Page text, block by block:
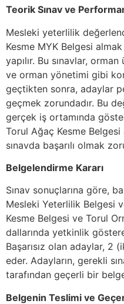
Teorik Sınav ve
Mesleki yeterlilik
Kesme MYK Belgesi
yapılır. Bu sınavlar,
ve orman yönetimi gibi
geçtikten sonra, adaylar
geçmek zorundadır. Bu
gerçek iş ortamında
Torul Ağaç Kesme
sınavda başarılı olmak
Belgelendirme Kararı
Sınav sonuçlarına göre,
Mesleki Yeterlilik Belgesi
Kesme Belgesi ve Torul
dallarında yetkinlik
Başarısız olan adaylar, 2
eder. Adayların, gerekli
tarafından geçerli bir
Belgenin Teslimi ve